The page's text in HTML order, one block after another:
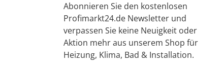
Abonnieren Sie den kostenlosen
Profimarkt24.de Newsletter und
verpassen Sie keine Neuigkeit oder
Aktion mehr aus unserem Shop für
Heizung, Klima, Bad & Installation.